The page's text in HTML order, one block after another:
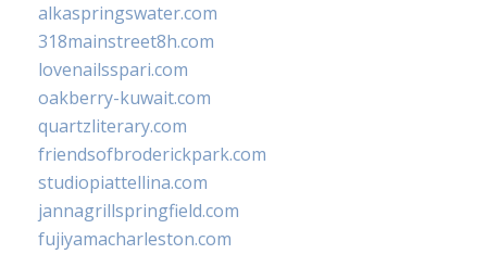
alkaspringswater.com
318mainstreet8h.com
lovenailsspari.com
oakberry-kuwait.com
quartzliterary.com
friendsofbroderickpark.com
studiopiattellina.com
jannagrillspringfield.com
fujiyamacharleston.com